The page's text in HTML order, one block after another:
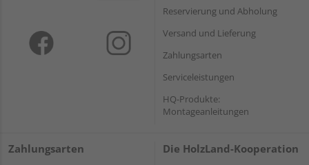
Reservierung und Abholung
Versand und Lieferung
Zahlungsarten
Serviceleistungen
HQ-Produkte:
Montageanleitungen
Zahlungsarten Die HolzLand-Kooperation